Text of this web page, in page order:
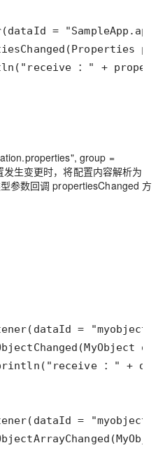
group =
生变更时，将配置内容解析为
参数回调 propertiesChanged 方